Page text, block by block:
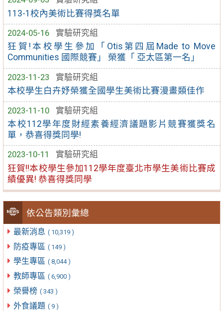
113-1校內美術比賽得獎名單
2024-05-16
實驗研究組
狂賀!本校學生參加「Otis第四屆Made to Move
Communities 國際競賽」 榮獲「 亞太區第一名」
2023-11-23
實驗研究組
本校學生白卉妤榮獲全國學生美術比賽漫畫類佳作
2023-11-10
實驗研究組
本校112學年度財經素養經濟議題影片競賽獲獎名
單，恭喜得獎同學!
2023-10-11
實驗研究組
狂賀!!本校學生參加112學年度臺北市學生美術比賽成
績優異! 恭喜得獎同學
依公告類別彙總
最新消息 ( 10,319 )
防疫專區 ( 149 )
學生專區 ( 8,044 )
教師專區 ( 6,900 )
榮譽榜 ( 343 )
外食議題 ( 9 )